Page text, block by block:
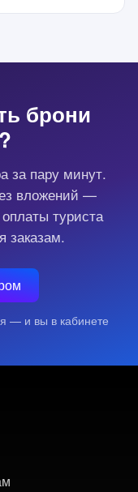
брони
за пару минут.
вложений —
туриста
заказам.
— и вы в кабинете